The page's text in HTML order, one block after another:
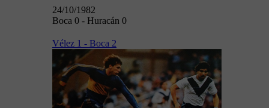
24/10/1982
Boca 0 - Huracán 0
Vélez 1 - Boca 2